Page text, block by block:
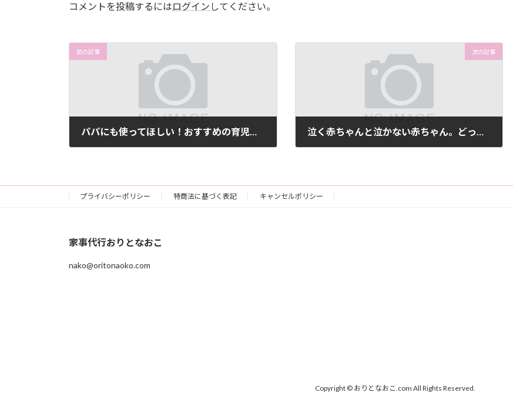
コメントを投稿するにはログイン してください。
前の記事
パパにも使ってほしい！おすすめの育児グッズは『スリング』です。
次の記事
泣く赤ちゃんと泣かない赤ちゃん。どっちがいいのか悪いのか。
プライバシーポリシー 特商法に基づく表記 キャンセルポリシー
家事代行おりとなおこ
nako@oritonaoko.com
Copyright © おりとなおこ.com All Rights Reserved.